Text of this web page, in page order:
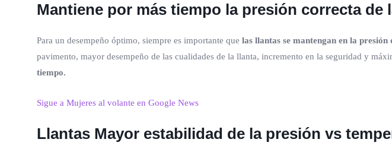
Mantiene por más tiempo la presión correcta de
Para un desempeño óptimo, siempre es importante que las llantas se mantengan en la
pavimento, mayor desempeño de las cualidades de la llanta, incremento en la seguridad y
tiempo.
Sigue a Mujeres al volante en Google News
Llantas Mayor estabilidad de la presión vs